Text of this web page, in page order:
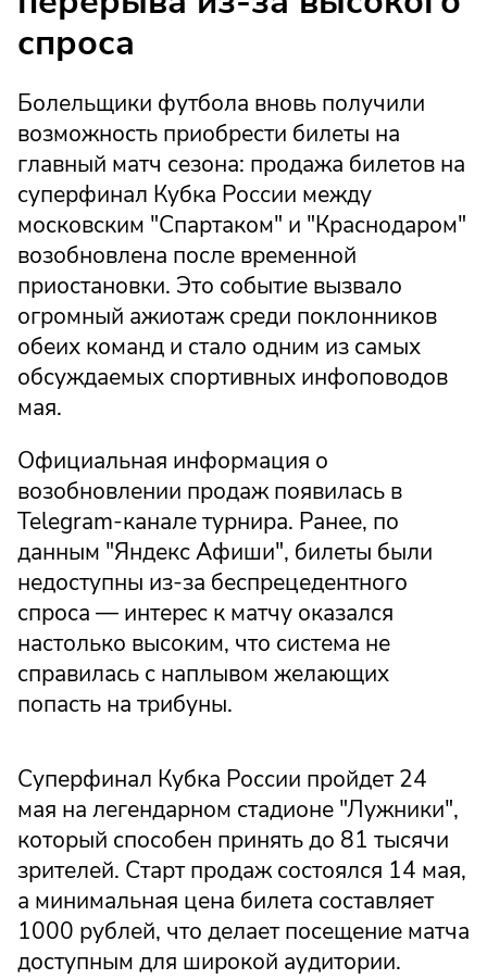
спроса
Болельщики футбола вновь получили
возможность приобрести билеты на
главный матч сезона: продажа билетов на
суперфинал Кубка России между
московским "Спартаком" и "Краснодаром"
возобновлена после временной
приостановки. Это событие вызвало
огромный ажиотаж среди поклонников
обеих команд и стало одним из самых
обсуждаемых спортивных инфоповодов
мая.
Официальная информация о
возобновлении продаж появилась в
Telegram-канале турнира. Ранее, по
данным "Яндекс Афиши", билеты были
недоступны из-за беспрецедентного
спроса — интерес к матчу оказался
настолько высоким, что система не
справилась с наплывом желающих
попасть на трибуны.
Суперфинал Кубка России пройдет 24
мая на легендарном стадионе "Лужники",
который способен принять до 81 тысячи
зрителей. Старт продаж состоялся 14 мая,
а минимальная цена билета составляет
1000 рублей, что делает посещение матча
доступным для широкой аудитории.